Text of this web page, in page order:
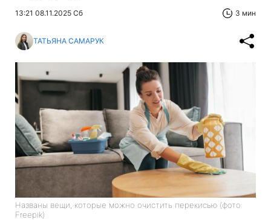
13:21 08.11.2025 Сб 3 мин
ТАТЬЯНА САМАРУК
Названы вещи, которые можно очистить перекисью (фото:
Freepik)